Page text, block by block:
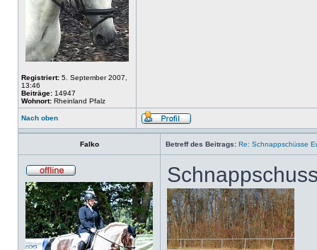
Registriert: 5. September 2007,
13:46
Beiträge: 14947
Wohnort: Rheinland Pfalz
Nach oben
Falko Betreff des Beitrags: Re: Schnappschüsse